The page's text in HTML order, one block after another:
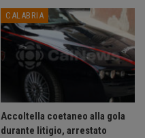
CALABRIA
Accoltella coetaneo alla gola
durante litigio, arrestato